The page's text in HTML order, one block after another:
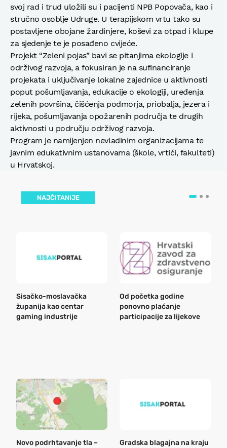
svoj rad i trud uložili su i pacijenti NPB Popovača, kao i
stručno osoblje Udruge. U terapijskom vrtu tako su
postavljene obojane žardinjere, koševi za otpad i klupe
za sjedenje te je posađeno cvijeće.
Projekt “Zeleni pojas” bavi se pitanjima ekologije i
održivog razvoja, a fokusiran je na sufinanciranje
projekata i uključivanje lokalne zajednice u aktivnosti
poput pošumljavanja, edukacije o ekologiji, uređenja
zelenih površina, čišćenja podmorja, priobalja, jezera i
rijeka, pošumljavanja opožarenih područja te drugih
aktivnosti u području održivog razvoja.
Program je namijenjen nevladinim organizacijama te
javnim edukativnim ustanovama (škole, vrtići, fakulteti)
u Hrvatskoj.
NAJČITANIJE
Sisačko-moslavačka
županija kao centar
gaming industrije
Od početka godine
ponovno plaćanje
participacije za lijekove
Novo podrhtavanje tla –
Gradska blagajna na kraju